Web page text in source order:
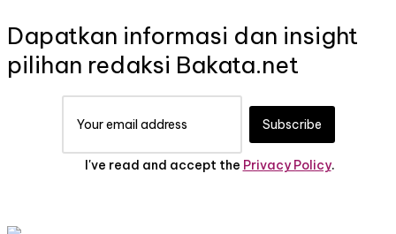
Dapatkan informasi dan insight
pilihan redaksi Bakata.net
Subscribe
I've read and accept the Privacy Policy.